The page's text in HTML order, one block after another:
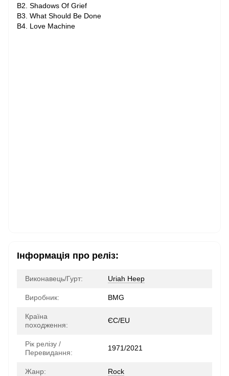
B2. Shadows Of Grief
B3. What Should Be Done
B4. Love Machine
Інформація про реліз:
Виконавець/Гурт: Uriah Heep
Виробник: BMG
Країна
походження:
ЄС/EU
Рік релізу /
Перевидання:
1971/2021
Жанр: Rock